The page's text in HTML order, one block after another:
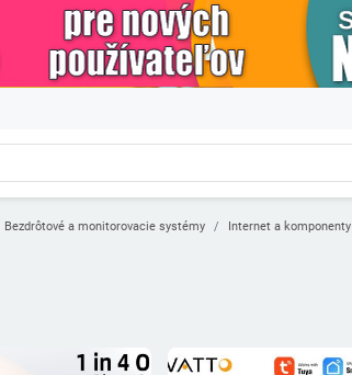
Bezdrôtové a monitorovacie systémy Internet a komponenty